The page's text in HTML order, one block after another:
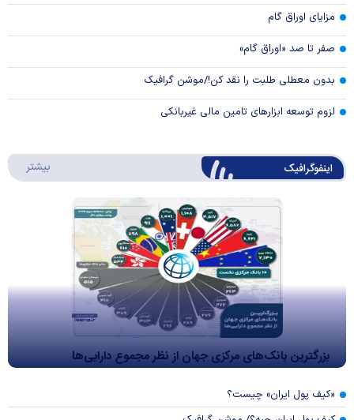
مزایای اوراق گام
صفر تا صد «اوراق گام»
بدون معطلی طلبت را نقد کن!/موشن گرافیک
لزوم توسعه ابزارهای تامین مالی غیربانکی
اینفوگرافیک بیشتر
بزرگترین بانک‌های مرکزی جهان از نظر مجموع دارایی‌ها
«کیف پول ایران» چیست؟